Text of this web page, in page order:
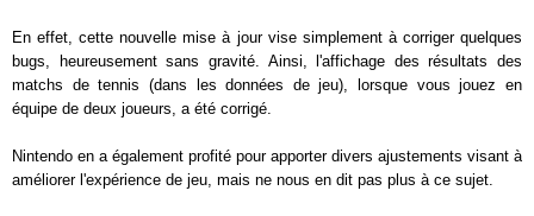
En effet, cette nouvelle mise à jour vise simplement à corriger quelques
bugs, heureusement sans gravité. Ainsi, l'affichage des résultats des
matchs de tennis (dans les données de jeu), lorsque vous jouez en
équipe de deux joueurs, a été corrigé.
Nintendo en a également profité pour apporter divers ajustements visant à
améliorer l'expérience de jeu, mais ne nous en dit pas plus à ce sujet.